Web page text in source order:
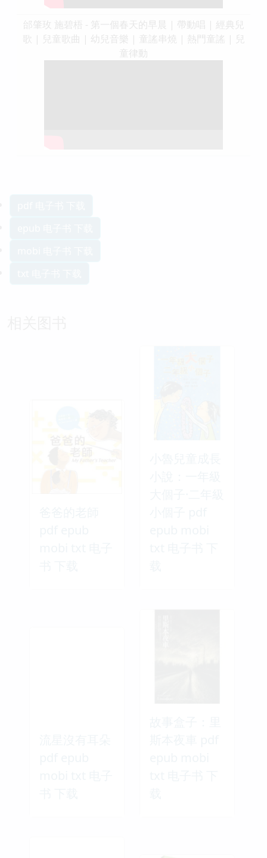
邰肇玫 施碧梧 - 第一個春天的早晨 | 帶動唱 | 經典兒
歌 | 兒童歌曲 | 幼兒音樂 | 童謠串燒 | 熱門童謠 | 兒
童律動